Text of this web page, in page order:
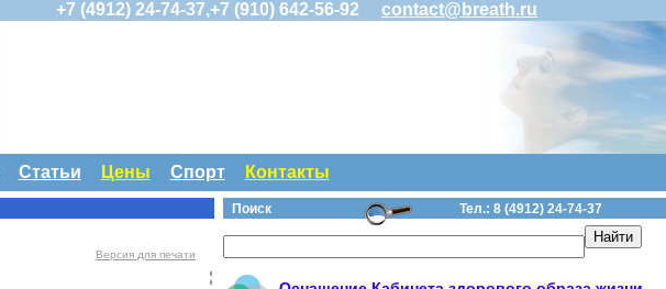
+7 (4912) 24-74-37,+7 (910) 642-56-92 contact@breath.ru
Статьи Цены Спорт Контакты
Версия для печати
Поиск Тел.: 8 (4912) 24-74-37